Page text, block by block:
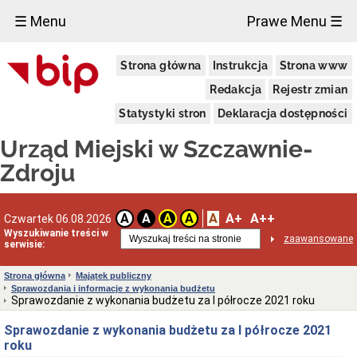
☰ Menu Prawe Menu ☰
Strona główna Instrukcja
Strona www
Redakcja
Rejestr zmian
Statystyki stron
Deklaracja dostępności
Urząd Miejski w Szczawnie-
Zdroju
Czwartek 06.08.2026 A A A A A A+ A++
Wyszukiwanie treści w
serwisie:
zaawansowane
Urząd
Miejski
Aktualności
Dni
i
godziny
otwarcia
telefonów
Kierownictwo
Statut
i
struktura
Urzędu
Obwieszczenia
Burmistrza
Strona główna
Majątek publiczny
Sprawozdania i informacje z wykonania budżetu
Sprawozdanie z wykonania budżetu za I półrocze 2021 roku
Sprawozdanie z wykonania budżetu za I półrocze 2021
roku
×